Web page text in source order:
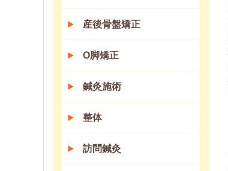
産後骨盤矯正
O脚矯正
鍼灸施術
整体
訪問鍼灸